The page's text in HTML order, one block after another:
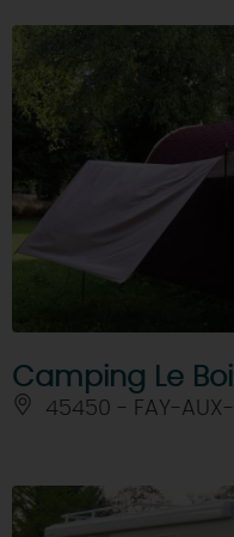
Camping Le
45450 - FAY-AUX-